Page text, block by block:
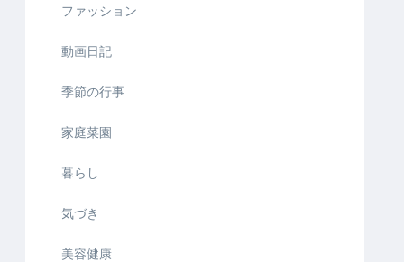
ファッション
動画日記
季節の行事
家庭菜園
暮らし
気づき
美容健康